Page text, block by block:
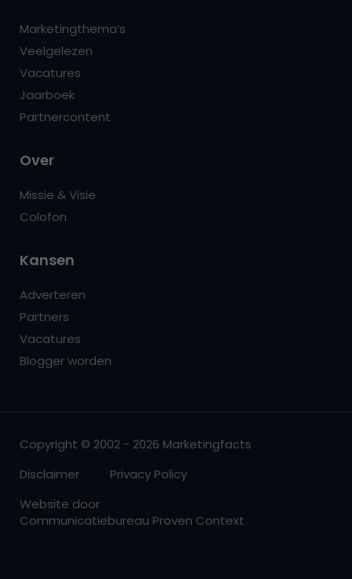
Marketingthema’s
Veelgelezen
Vacatures
Jaarboek
Partnercontent
Over
Missie & Visie
Colofon
Kansen
Adverteren
Partners
Vacatures
Blogger worden
Copyright © 2002 - 2026 Marketingfacts
Disclaimer
Privacy Policy
Website door
Communicatiebureau Proven Context